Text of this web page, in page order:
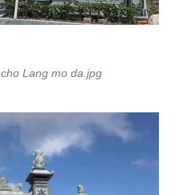
Lang mo da.jpg